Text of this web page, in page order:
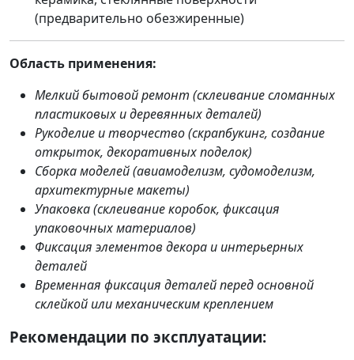
(предварительно обезжиренные)
Область применения:
Мелкий бытовой ремонт (склеивание сломанных
пластиковых и деревянных деталей)
Рукоделие и творчество (скрапбукинг, создание
открыток, декоративных поделок)
Сборка моделей (авиамоделизм, судомоделизм,
архитектурные макеты)
Упаковка (склеивание коробок, фиксация
упаковочных материалов)
Фиксация элементов декора и интерьерных
деталей
Временная фиксация деталей перед основной
склейкой или механическим креплением
Рекомендации по эксплуатации: